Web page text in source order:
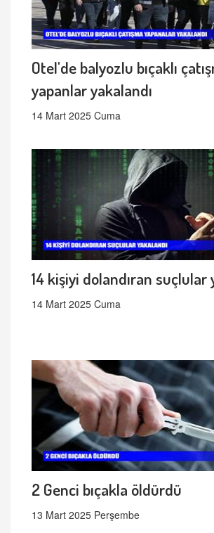
Otel'de balyozlu bıçaklı
yapanlar yakalandı
14 Mart 2025 Cuma
14 kişiyi dolandıran suçlular
14 Mart 2025 Cuma
2 Genci bıçakla öldürdü
13 Mart 2025 Perşembe